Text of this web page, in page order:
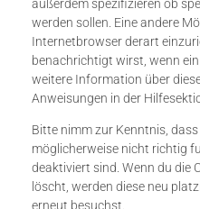
außerdem spezifizieren ob
werden sollen. Eine andere
Internetbrowser derart
benachrichtigt wirst, wenn
weitere Information über
Anweisungen in der
Bitte nimm zur Kenntnis,
möglicherweise nicht richtig
deaktiviert sind. Wenn du die
löscht, werden diese neu
erneut besuchst.